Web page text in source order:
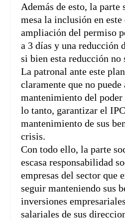
Además de esto, la parte
mesa la inclusión en
ampliación del permiso
a 3 días y una reducción
si bien esta reducción no
La patronal ante este
claramente que no puede
mantenimiento del
lo tanto, garantizar el
mantenimiento de sus
crisis.
Con todo ello, la parte
escasa responsabilidad
empresas del sector que
seguir manteniendo sus
inversiones
salariales de sus